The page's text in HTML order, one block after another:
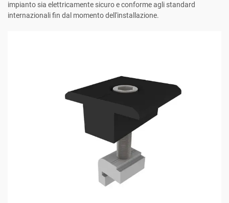
impianto sia elettricamente sicuro e conforme agli standard
internazionali fin dal momento dell'installazione.